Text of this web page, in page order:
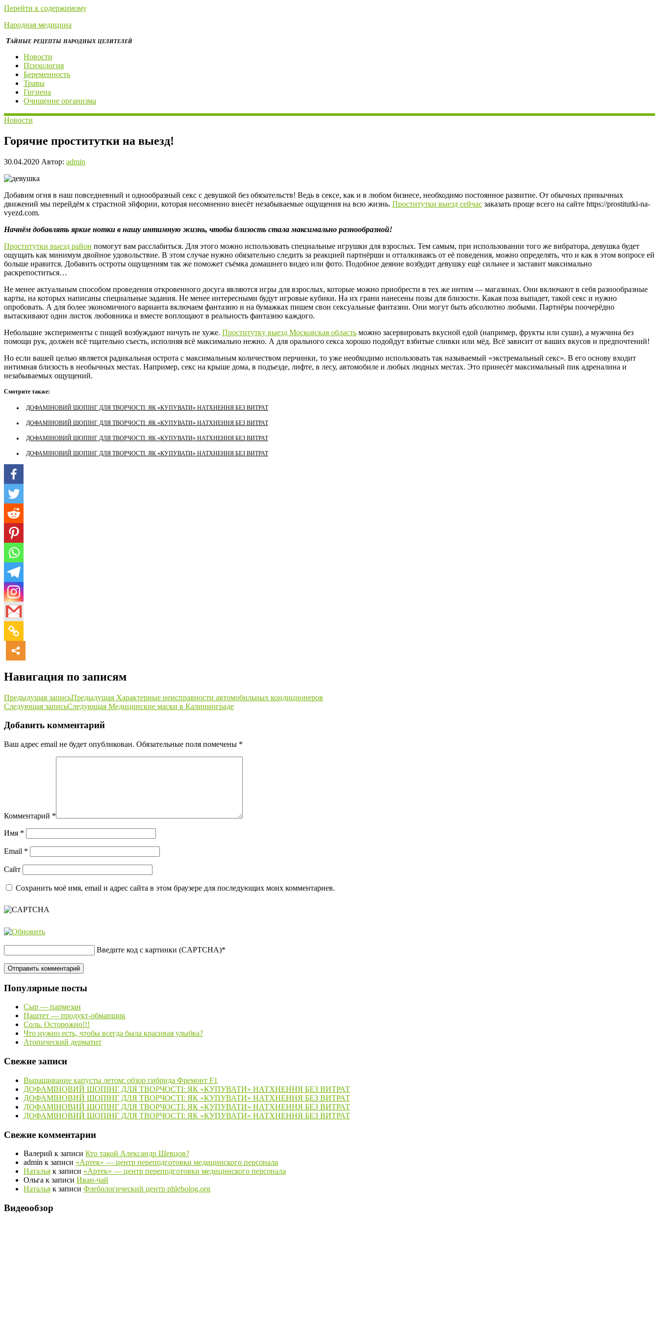
Перейти к содержимому
Народная медицина
Тайные рецепты народных целителей
Новости
Психология
Беременность
Травы
Гигиена
Очищение организма
Новости
Горячие проститутки на выезд!
30.04.2020 Автор: admin
Добавим огня в наш повседневный и однообразный секс с девушкой без обязательств! Ведь в сексе, как и в любом бизнесе, необходимо постоянное развитие. От обычных привычных
движений мы перейдём к страстной эйфории, которая несомненно внесёт незабываемые ощущения на всю жизнь. Проститутки выезд сейчас заказать проще всего на сайте https://prostitutki-na-
vyezd.com.
Начнём добавлять яркие нотки в нашу интимную жизнь, чтобы близость стала максимально разнообразной!
Проститутки выезд район помогут вам расслабиться. Для этого можно использовать специальные игрушки для взрослых. Тем самым, при использовании того же вибратора, девушка будет
ощущать как минимум двойное удовольствие. В этом случае нужно обязательно следить за реакцией партнёрши и отталкиваясь от её поведения, можно определять, что и как в этом вопросе ей
больше нравится. Добавить остроты ощущениям так же поможет съёмка домашнего видео или фото. Подобное деяние возбудит девушку ещё сильнее и заставит максимально
раскрепоститься…
Не менее актуальным способом проведения откровенного досуга являются игры для взрослых, которые можно приобрести в тех же интим — магазинах. Они включают в себя разнообразные
карты, на которых написаны специальные задания. Не менее интересными будут игровые кубики. На их грани нанесены позы для близости. Какая поза выпадет, такой секс и нужно
опробовать. А для более экономичного варианта включаем фантазию и на бумажках пишем свои сексуальные фантазии. Они могут быть абсолютно любыми. Партнёры поочерёдно
вытаскивают один листок любовника и вместе воплощают в реальность фантазию каждого.
Небольшие эксперименты с пищей возбуждают ничуть не хуже. Проститутку выезд Московская область можно засервировать вкусной едой (например, фрукты или суши), а мужчина без
помощи рук, должен всё тщательно съесть, исполняя всё максимально нежно. А для орального секса хорошо подойдут взбитые сливки или мёд. Всё зависит от ваших вкусов и предпочтений!
Но если вашей целью является радикальная острота с максимальным количеством перчинки, то уже необходимо использовать так называемый «экстремальный секс». В его основу входит
интимная близость в необычных местах. Например, секс на крыше дома, в подъезде, лифте, в лесу, автомобиле и любых людных местах. Это принесёт максимальный пик адреналина и
незабываемых ощущений.
Смотрите также:
ДОФАМІНОВИЙ ШОПІНГ ДЛЯ ТВОРЧОСТІ: ЯК «КУПУВАТИ» НАТХНЕННЯ БЕЗ ВИТРАТ
ДОФАМІНОВИЙ ШОПІНГ ДЛЯ ТВОРЧОСТІ: ЯК «КУПУВАТИ» НАТХНЕННЯ БЕЗ ВИТРАТ
ДОФАМІНОВИЙ ШОПІНГ ДЛЯ ТВОРЧОСТІ: ЯК «КУПУВАТИ» НАТХНЕННЯ БЕЗ ВИТРАТ
ДОФАМІНОВИЙ ШОПІНГ ДЛЯ ТВОРЧОСТІ: ЯК «КУПУВАТИ» НАТХНЕННЯ БЕЗ ВИТРАТ
Навигация по записям
Предыдущая записьПредыдущая Характерные неисправности автомобильных кондиционеров
Следующая записьСледующая Медицинские маски в Калининграде
Добавить комментарий
Ваш адрес email не будет опубликован. Обязательные поля помечены *
Комментарий *
Имя *
Email *
Сайт
Сохранить моё имя, email и адрес сайта в этом браузере для последующих моих комментариев.
Введите код с картинки (CAPTCHA)*
Популярные посты
Сыр — пармезан
Паштет — продукт-обманщик
Соль. Осторожно!!!
Что нужно есть, чтобы всегда была красивая улыбка?
Атопический дерматит
Свежие записи
Выращивание капусты летом: обзор гибрида Фремонт F1
ДОФАМІНОВИЙ ШОПІНГ ДЛЯ ТВОРЧОСТІ: ЯК «КУПУВАТИ» НАТХНЕННЯ БЕЗ ВИТРАТ
ДОФАМІНОВИЙ ШОПІНГ ДЛЯ ТВОРЧОСТІ: ЯК «КУПУВАТИ» НАТХНЕННЯ БЕЗ ВИТРАТ
ДОФАМІНОВИЙ ШОПІНГ ДЛЯ ТВОРЧОСТІ: ЯК «КУПУВАТИ» НАТХНЕННЯ БЕЗ ВИТРАТ
ДОФАМІНОВИЙ ШОПІНГ ДЛЯ ТВОРЧОСТІ: ЯК «КУПУВАТИ» НАТХНЕННЯ БЕЗ ВИТРАТ
Свежие комментарии
Валерий к записи Кто такой Александр Шевцов?
admin к записи «Артек» — центр переподготовки медицинского персонала
Наталья к записи «Артек» — центр переподготовки медицинского персонала
Ольга к записи Иван-чай
Наталья к записи Флебологический центр phlebolog.org
Видеообзор